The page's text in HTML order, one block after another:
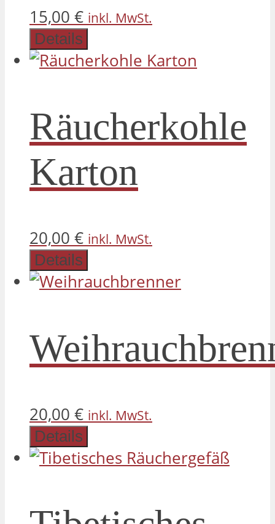
15,00 € inkl. MwSt.
Details
Räucherkohle
Karton
20,00 € inkl. MwSt.
Details
20,00 € inkl. MwSt.
Details